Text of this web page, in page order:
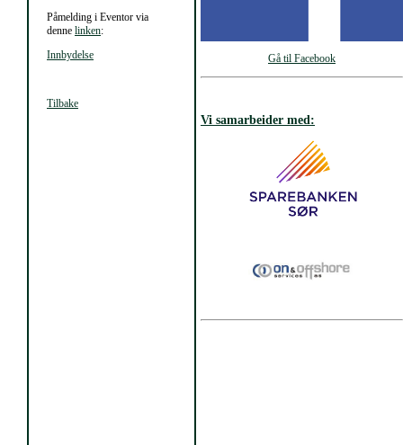
Påmelding i Eventor via
denne linken:
Innbydelse
Tilbake
Gå til Facebook
Vi samarbeider med: